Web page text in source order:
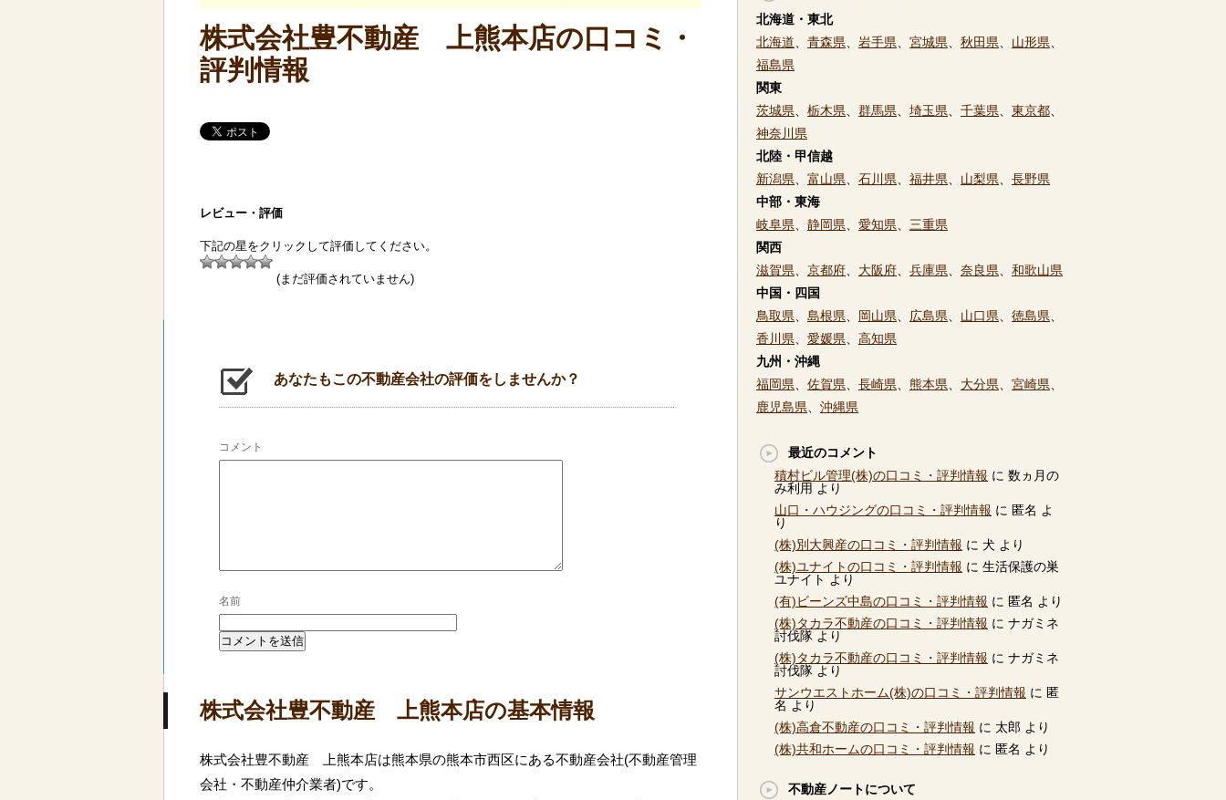
株式会社豊不動産 上熊本店の口コミ・
評判情報
レビュー・評価
下記の星をクリックして評価してください。
(まだ評価されていません)
あなたもこの不動産会社の評価をしませんか？
コメント
名前
株式会社豊不動産 上熊本店の基本情報
株式会社豊不動産 上熊本店は熊本県の熊本市西区にある不動産会社(不動産管理
会社・不動産仲介業者)です。
北海道・東北
北海道
青森県 岩手県 宮城県 秋田県 山形県
福島県
関東
茨城県
栃木県 群馬県 埼玉県 千葉県 東京都
神奈川県
北陸・甲信越
新潟県
富山県 石川県 福井県 山梨県
長野県
中部・東海
岐阜県
静岡県 愛知県
三重県
関西
滋賀県
京都府 大阪府 兵庫県 奈良県
和歌山県
中国・四国
鳥取県
島根県 岡山県 広島県 山口県 徳島県
香川県
愛媛県
高知県
九州・沖縄
福岡県
佐賀県 長崎県 熊本県 大分県 宮崎県
鹿児島県
沖縄県
最近のコメント
積村ビル管理(株)の口コミ・評判情報 に 数ヵ月の
み利用 より
山口・ハウジングの口コミ・評判情報 に 匿名 よ
り
(株)別大興産の口コミ・評判情報 に 犬 より
(株)ユナイトの口コミ・評判情報 に 生活保護の巣
ユナイト より
(有)ビーンズ中島の口コミ・評判情報 に 匿名 より
(株)タカラ不動産の口コミ・評判情報 に ナガミネ
討伐隊 より
(株)タカラ不動産の口コミ・評判情報 に ナガミネ
討伐隊 より
サンウエストホーム(株)の口コミ・評判情報 に 匿
名 より
(株)高倉不動産の口コミ・評判情報 に 太郎 より
(株)共和ホームの口コミ・評判情報 に 匿名 より
不動産ノートについて